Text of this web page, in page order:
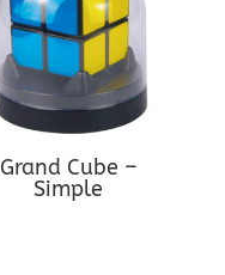
Grand Cube –
Simple